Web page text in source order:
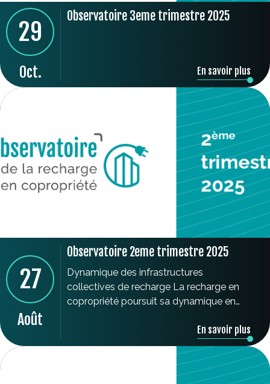
29
Oct.
Observatoire 3eme trimestre 2025
En savoir plus
27
Août
Observatoire 2eme trimestre 2025
Dynamique des infrastructures
collectives de recharge La recharge en
copropriété poursuit sa dynamique en
an glissant. A la fin du 2ème trimestre
2025 : 35.000 immeubles signés soit
20% des copropriétés 33% des
immeubles ayant voté une solution
En savoir plus